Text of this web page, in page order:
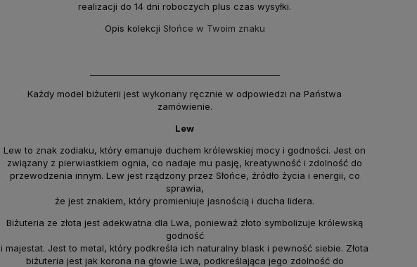
realizacji do 14 dni roboczych plus czas wysyłki.
Opis kolekcji Słońce w Twoim znaku
Każdy model biżuterii jest wykonany ręcznie w odpowiedzi na Państwa
zamówienie.
Lew
Lew to znak zodiaku, który emanuje duchem królewskiej mocy i godności. Jest on
związany z pierwiastkiem ognia, co nadaje mu pasję, kreatywność i zdolność do
przewodzenia innym. Lew jest rządzony przez Słońce, źródło życia i energii, co
sprawia,
że jest znakiem, który promieniuje jasnością i ducha lidera.
Biżuteria ze złota jest adekwatna dla Lwa, ponieważ złoto symbolizuje królewską
godność
i majestat. Jest to metal, który podkreśla ich naturalny blask i pewność siebie. Złota
biżuteria jest jak korona na głowie Lwa, podkreślająca jego zdolność do